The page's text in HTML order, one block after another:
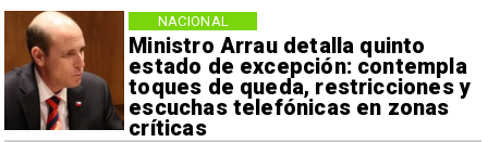
Ministro Arrau detalla quinto
estado de excepción: contempla
toques de queda, restricciones y
escuchas telefónicas en zonas
críticas
NACIONAL